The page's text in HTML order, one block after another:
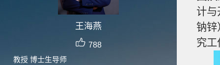
王海燕
788
教授 博士生导师
计与
钠锌
究工